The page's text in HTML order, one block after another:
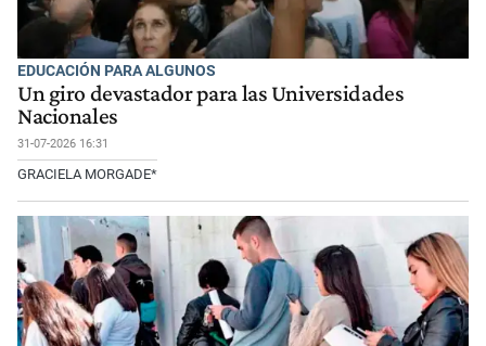
EDUCACIÓN PARA ALGUNOS
Un giro devastador para las Universidades
Nacionales
31-07-2026 16:31
GRACIELA MORGADE*